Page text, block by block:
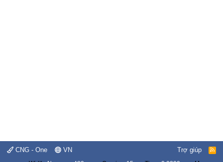
CNG - One VN Trợ giúp
R